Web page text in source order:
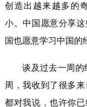
创造出越来越多的
小。中国愿意分享
国也愿意学习中国的
谈及过去一周的经
周，我收到了很多
都对我说，也许你